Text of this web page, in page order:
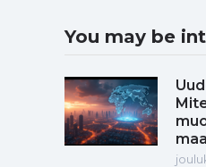
You may be